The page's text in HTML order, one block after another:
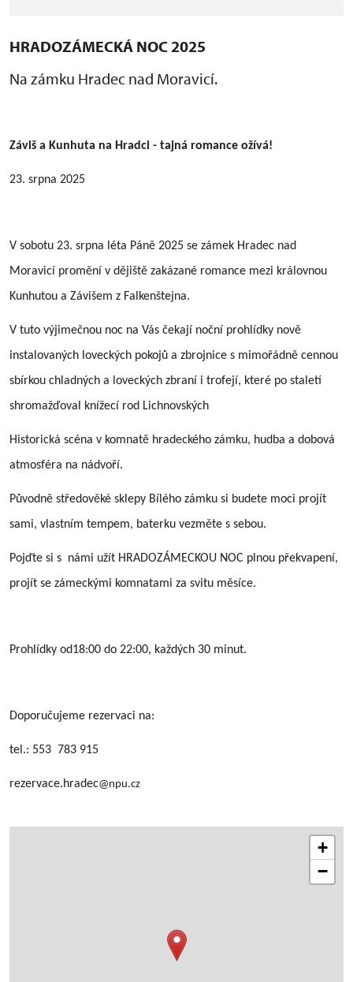
HRADOZÁMECKÁ NOC 2025
Na zámku Hradec nad Moravicí.
Záviš a Kunhuta na Hradci - tajná romance ožívá!
23. srpna 2025
V sobotu 23. srpna léta Páně 2025 se zámek Hradec nad
Moravicí promění v dějiště zakázané romance mezi královnou
Kunhutou a Závišem z Falkenštejna.
V tuto výjimečnou noc na Vás čekají noční prohlídky nově
instalovaných loveckých pokojů a zbrojnice s mimořádně cennou
sbírkou chladných a loveckých zbraní i trofejí, které po staletí
shromažďoval knížecí rod Lichnovských
Historická scéna v komnatě hradeckého zámku, hudba a dobová
atmosféra na nádvoří.
Původně středověké sklepy Bílého zámku si budete moci projít
sami, vlastním tempem, baterku vezměte s sebou.
Pojďte si s námi užít HRADOZÁMECKOU NOC plnou překvapení,
projít se zámeckými komnatami za svitu měsíce.
Prohlídky od18:00 do 22:00, každých 30 minut.
Doporučujeme rezervaci na:
tel.: 553 783 915
rezervace.hradec@npu.cz
+
−